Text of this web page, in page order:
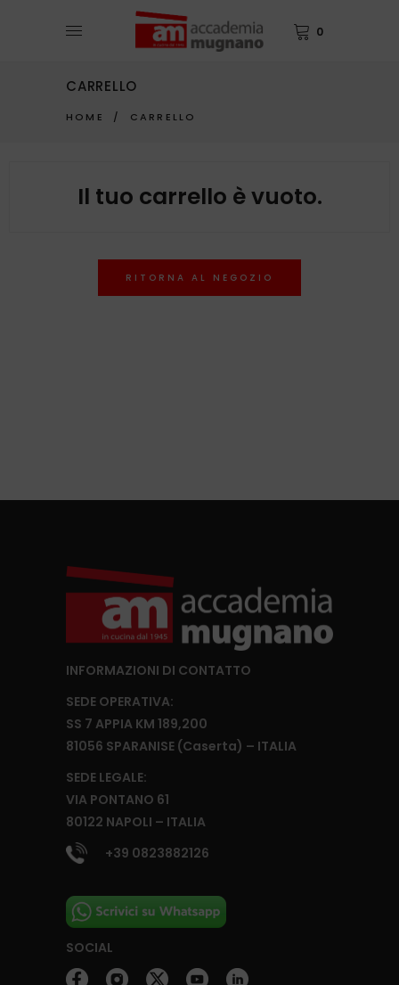
0
CARRELLO
HOME / CARRELLO
Il tuo carrello è vuoto.
RITORNA AL NEGOZIO
INFORMAZIONI DI CONTATTO
SEDE OPERATIVA:
SS 7 APPIA KM 189,200
81056 SPARANISE (Caserta) – ITALIA
SEDE LEGALE:
VIA PONTANO 61
80122 NAPOLI – ITALIA
+39 0823882126
SOCIAL